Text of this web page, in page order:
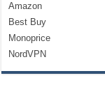
Amazon
Best Buy
Monoprice
NordVPN